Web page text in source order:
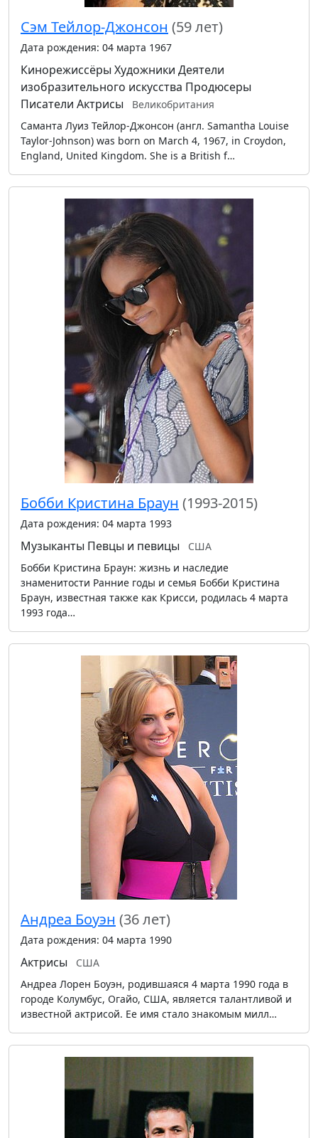
Сэм Тейлор-Джонсон (59 лет)
Дата рождения: 04 марта 1967
Кинорежиссёры Художники Деятели
изобразительного искусства Продюсеры
Писатели Актрисы
Великобритания
Саманта Луиз Тейлор-Джонсон (англ. Samantha Louise
Taylor-Johnson) was born on March 4, 1967, in Croydon,
England, United Kingdom. She is a British f…
Бобби Кристина Браун (1993-2015)
Дата рождения: 04 марта 1993
Музыканты Певцы и певицы
США
Бобби Кристина Браун: жизнь и наследие
знаменитости Ранние годы и семья Бобби Кристина
Браун, известная также как Крисси, родилась 4 марта
1993 года…
Андреа Боуэн (36 лет)
Дата рождения: 04 марта 1990
Актрисы
США
Андреа Лорен Боуэн, родившаяся 4 марта 1990 года в
городе Колумбус, Огайо, США, является талантливой и
известной актрисой. Ее имя стало знакомым милл…